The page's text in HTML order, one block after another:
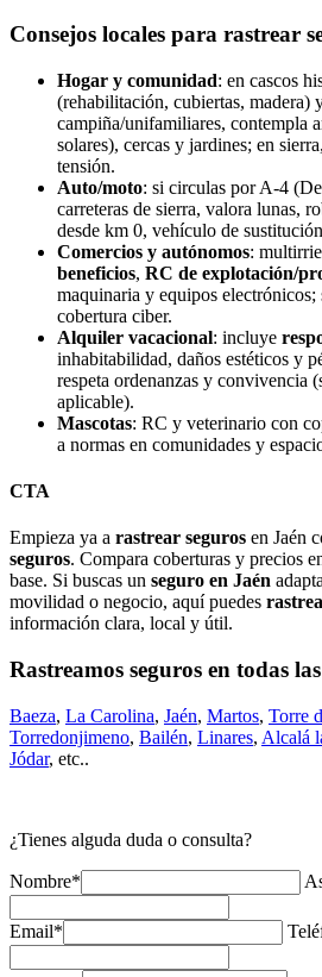
Consejos locales para rastrear
Hogar y comunidad: en cascos
(rehabilitación, cubiertas, madera)
campiña/unifamiliares, contempla
solares), cercas y jardines; en
tensión.
Auto/moto: si circulas por A‑4
carreteras de sierra, valora lunas,
desde km 0, vehículo de
Comercios y autónomos:
beneficios, RC de explotación/
maquinaria y equipos
cobertura ciber.
Alquiler vacacional: incluye
inhabitabilidad, daños estéticos y
respeta ordenanzas y convivencia
aplicable).
Mascotas: RC y veterinario con
a normas en comunidades y
CTA
Empieza ya a rastrear seguros en Jaén
seguros. Compara coberturas y precios
base. Si buscas un seguro en Jaén
movilidad o negocio, aquí puedes
información clara, local y útil.
Rastreamos seguros en todas
Baeza, La Carolina, Jaén, Martos, Torre
Torredonjimeno, Bailén, Linares, Alcalá
Jódar, etc..
¿Tienes alguda duda o consulta?
Nombre*
Email*